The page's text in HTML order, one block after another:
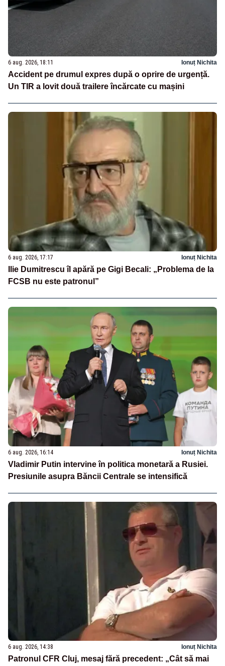
6 aug. 2026, 18:11 Ionuț Nichita
Accident pe drumul expres după o oprire de urgență.
Un TIR a lovit două trailere încărcate cu mașini
6 aug. 2026, 17:17 Ionuț Nichita
Ilie Dumitrescu îl apără pe Gigi Becali: „Problema de la
FCSB nu este patronul”
6 aug. 2026, 16:14 Ionuț Nichita
Vladimir Putin intervine în politica monetară a Rusiei.
Presiunile asupra Băncii Centrale se intensifică
6 aug. 2026, 14:38 Ionuț Nichita
Patronul CFR Cluj, mesaj fără precedent: „Cât să mai